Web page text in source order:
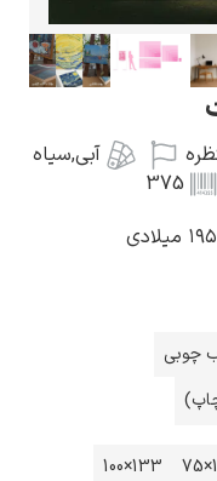
آبی,سیاه